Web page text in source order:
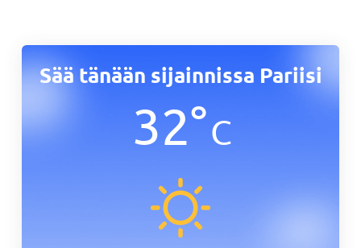
Sää tänään sijainnissa Pariisi
32°C